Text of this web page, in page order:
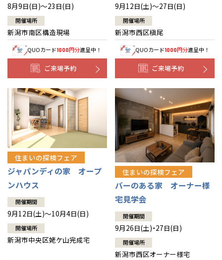
8月9日(日)～23日(日)
開催場所
新潟市南区構造現場
QUOカード1000円分進呈中！
ご来場予約
9月12日(土)～27日(日)
開催場所
新潟市西区槇尾
QUOカード1000円分進呈中！
ご来場予約
住まいの探検フェア
ジャパンディの家 オープ
ンハウス
開催期間
9月12日(土)～10月4日(日)
開催場所
新潟市中央区姥ケ山完成宅
住まいの探検フェア
バーのある家 オーナー様
宅見学会
開催期間
9月26日(土)・27日(日)
開催場所
新潟市西区オーナー様宅